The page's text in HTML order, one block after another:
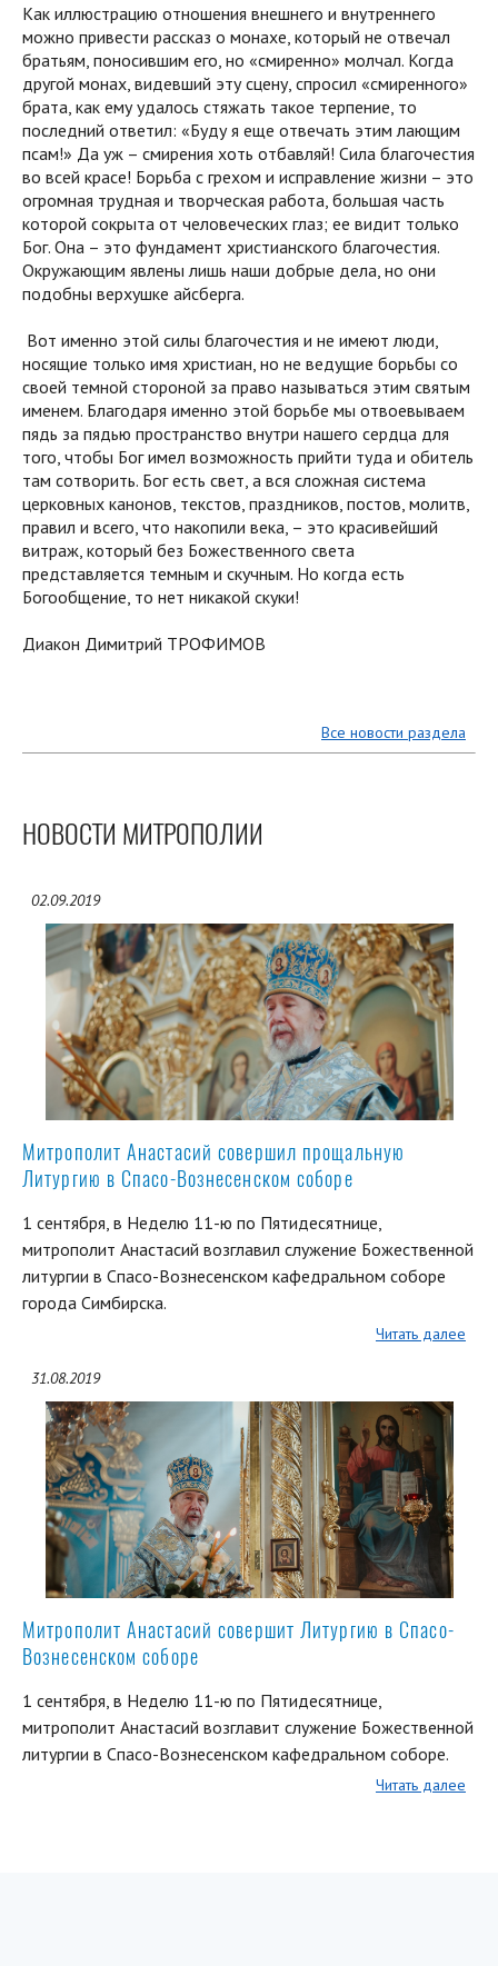
Как иллюстрацию отношения внешнего и внутреннего
можно привести рассказ о монахе, который не отвечал
братьям, поносившим его, но «смиренно» молчал. Когда
другой монах, видевший эту сцену, спросил «смиренного»
брата, как ему удалось стяжать такое терпение, то
последний ответил: «Буду я еще отвечать этим лающим
псам!» Да уж – смирения хоть отбавляй! Сила благочестия
во всей красе! Борьба с грехом и исправление жизни – это
огромная трудная и творческая работа, большая часть
которой сокрыта от человеческих глаз; ее видит только
Бог. Она – это фундамент христианского благочестия.
Окружающим явлены лишь наши добрые дела, но они
подобны верхушке айсберга.
Вот именно этой силы благочестия и не имеют люди,
носящие только имя христиан, но не ведущие борьбы со
своей темной стороной за право называться этим святым
именем. Благодаря именно этой борьбе мы отвоевываем
пядь за пядью пространство внутри нашего сердца для
того, чтобы Бог имел возможность прийти туда и обитель
там сотворить. Бог есть свет, а вся сложная система
церковных канонов, текстов, праздников, постов, молитв,
правил и всего, что накопили века, – это красивейший
витраж, который без Божественного света
представляется темным и скучным. Но когда есть
Богообщение, то нет никакой скуки!
Диакон Димитрий ТРОФИМОВ
Все новости раздела
НОВОСТИ МИТРОПОЛИИ
02.09.2019
Митрополит Анастасий совершил прощальную
Литургию в Спасо-Вознесенском соборе
1 сентября, в Неделю 11-ю по Пятидесятнице,
митрополит Анастасий возглавил служение Божественной
литургии в Спасо-Вознесенском кафедральном соборе
города Симбирска.
Читать далее
31.08.2019
Митрополит Анастасий совершит Литургию в Спасо-
Вознесенском соборе
1 сентября, в Неделю 11-ю по Пятидесятнице,
митрополит Анастасий возглавит служение Божественной
литургии в Спасо-Вознесенском кафедральном соборе.
Читать далее